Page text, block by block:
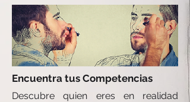
Encuentra tus Competencias
Descubre quien eres en realidad